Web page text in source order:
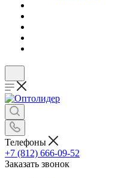
Телефоны
+7 (812) 666-09-52
Заказать звонок